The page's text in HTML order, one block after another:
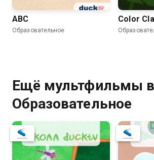
ABC
Образовательное
Color
Ещё мультфильмы
Образовательное